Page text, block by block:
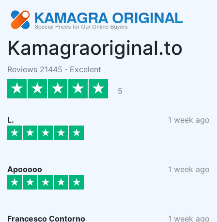
Kamagraoriginal.to
Reviews 21445 · Excelent
5
L. 1 week ago
Apooooo 1 week ago
Francesco Contorno 1 week ago